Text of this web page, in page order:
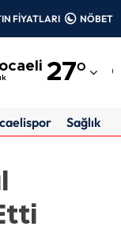
FİYATLARI
27°
Adıyaman
Ankara
Sağlık